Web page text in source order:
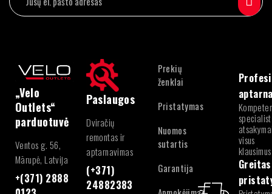
„Velo
Outlets“
parduotuvė
Ventos g. 56,
Mārupė, Latvija
+(371) 2888
Paslaugos
Dviračių
remontas ir
aptarnavimas
(+371)
24882383
Prekių
ženklai
Pristatymas
Nuomos
sutartis
Garantija
visus
klausimus
Greitas